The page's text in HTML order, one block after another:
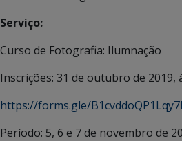
Serviço:
Curso de Fotografia: Ilumnação
Inscrições: 31 de outubro de 2019,
https://forms.gle/
Período: 5, 6 e 7 de novembro de